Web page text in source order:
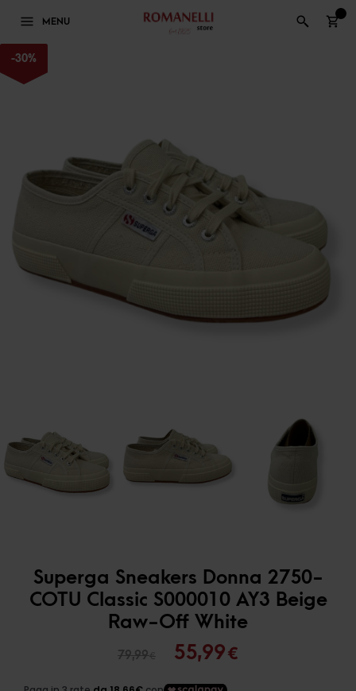
MENU
-30%
Superga Sneakers Donna 2750-
COTU Classic S000010 AY3 Beige
Raw-Off White
79,99€
Il
55,99€